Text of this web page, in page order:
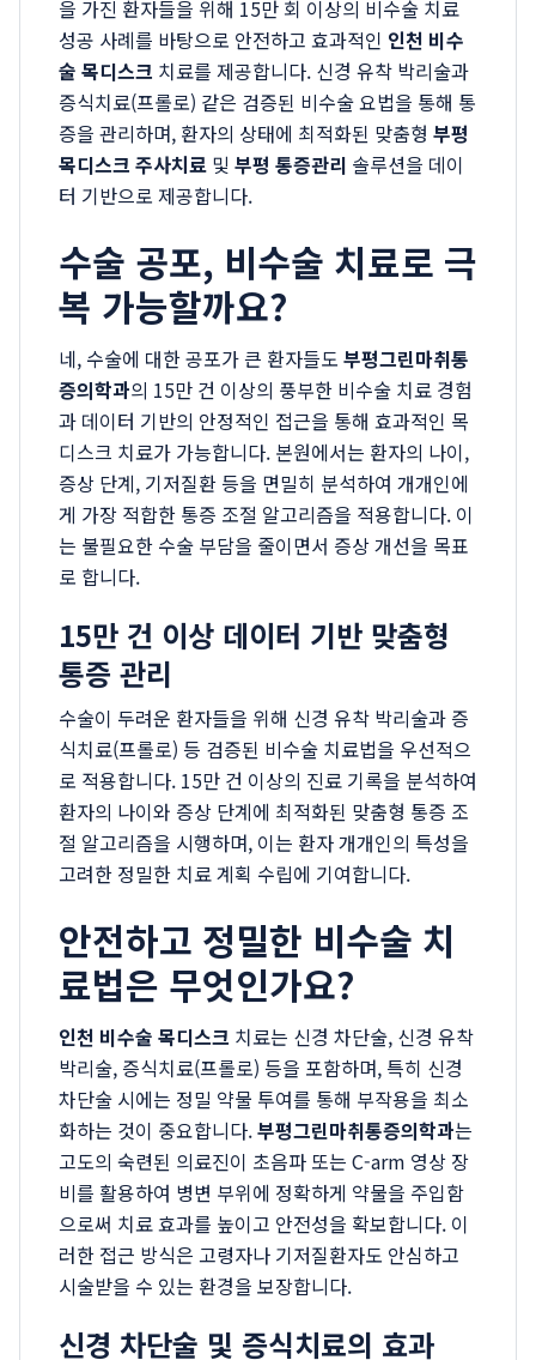
을 가진 환자들을 위해 15만 회 이상의 비수술 치료
성공 사례를 바탕으로 안전하고 효과적인 인천 비수
술 목디스크 치료를 제공합니다. 신경 유착 박리술과
증식치료(프롤로) 같은 검증된 비수술 요법을 통해 통
증을 관리하며, 환자의 상태에 최적화된 맞춤형 부평
목디스크 주사치료 및 부평 통증관리 솔루션을 데이
터 기반으로 제공합니다.
수술 공포, 비수술 치료로 극
복 가능할까요?
네, 수술에 대한 공포가 큰 환자들도 부평그린마취통
증의학과의 15만 건 이상의 풍부한 비수술 치료 경험
과 데이터 기반의 안정적인 접근을 통해 효과적인 목
디스크 치료가 가능합니다. 본원에서는 환자의 나이,
증상 단계, 기저질환 등을 면밀히 분석하여 개개인에
게 가장 적합한 통증 조절 알고리즘을 적용합니다. 이
는 불필요한 수술 부담을 줄이면서 증상 개선을 목표
로 합니다.
15만 건 이상 데이터 기반 맞춤형
통증 관리
수술이 두려운 환자들을 위해 신경 유착 박리술과 증
식치료(프롤로) 등 검증된 비수술 치료법을 우선적으
로 적용합니다. 15만 건 이상의 진료 기록을 분석하여
환자의 나이와 증상 단계에 최적화된 맞춤형 통증 조
절 알고리즘을 시행하며, 이는 환자 개개인의 특성을
고려한 정밀한 치료 계획 수립에 기여합니다.
안전하고 정밀한 비수술 치
료법은 무엇인가요?
인천 비수술 목디스크 치료는 신경 차단술, 신경 유착
박리술, 증식치료(프롤로) 등을 포함하며, 특히 신경
차단술 시에는 정밀 약물 투여를 통해 부작용을 최소
화하는 것이 중요합니다.부평그린마취통증의학과는
고도의 숙련된 의료진이 초음파 또는 C-arm 영상 장
비를 활용하여 병변 부위에 정확하게 약물을 주입함
으로써 치료 효과를 높이고 안전성을 확보합니다. 이
러한 접근 방식은 고령자나 기저질환자도 안심하고
시술받을 수 있는 환경을 보장합니다.
신경 차단술 및 증식치료의 효과